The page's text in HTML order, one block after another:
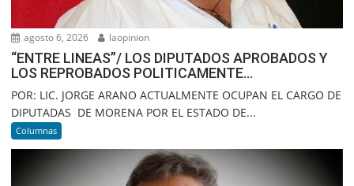
agosto 6, 2026 laopinion
“ENTRE LINEAS”/ LOS DIPUTADOS APROBADOS Y
LOS REPROBADOS POLITICAMENTE…
POR: LIC. JORGE ARANO ACTUALMENTE OCUPAN EL CARGO DE
DIPUTADAS DE MORENA POR EL ESTADO DE...
Columnas